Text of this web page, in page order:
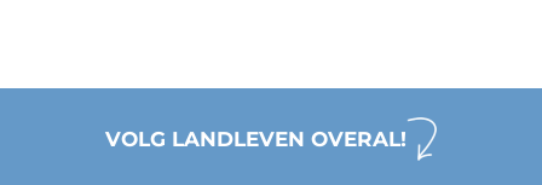
VOLG LANDLEVEN OVERAL!